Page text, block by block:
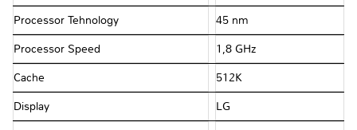
Processor Tehnology 45 nm
Processor Speed 1,8 GHz
Cache 512K
Display LG